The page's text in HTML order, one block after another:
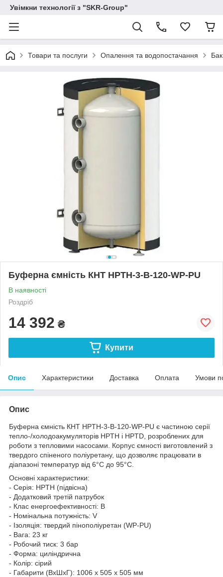
Увімкни технології з "SKR-Group"
Товари та послуги Опалення та водопостачання
Буферна ємність КНТ НРТH-3-B-120-WP-PU
В наявності
Роздріб
14 392 ₴
Купити
Опис Характеристики Доставка Оплата Умови
Опис
Буферна ємність КНТ НРTH-3-B-120-WP-PU є частиною серії
тепло-/холодоакумуляторів НРTH і НPTD, розроблених для
роботи з тепловими насосами. Корпус ємності виготовлений з
твердого спіненого поліуретану, що дозволяє працювати в
діапазоні температур від 6°C до 95°C.
Основні характеристики:
- Серія: HPTH (підвісна)
- Додатковий третій патрубок
- Клас енергоефективності: B
- Номінальна потужність: V
- Ізоляція: твердий пінополіуретан (WP-PU)
- Вага: 23 кг
- Робочий тиск: 3 бар
- Форма: циліндрична
- Колір: сірий
- Габарити (ВхШхГ): 1006 x 505 x 505 мм